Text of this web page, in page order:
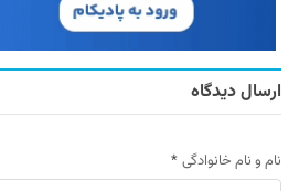
ارسال دیدگاه
نام و نام خانوادگی *